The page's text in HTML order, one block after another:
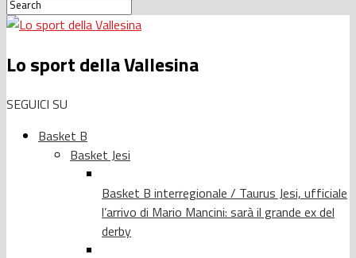
Lo sport della Vallesina
SEGUICI SU
Basket B
Basket Jesi
Basket B interregionale / Taurus Jesi, ufficiale
l’arrivo di Mario Mancini: sarà il grande ex del
derby